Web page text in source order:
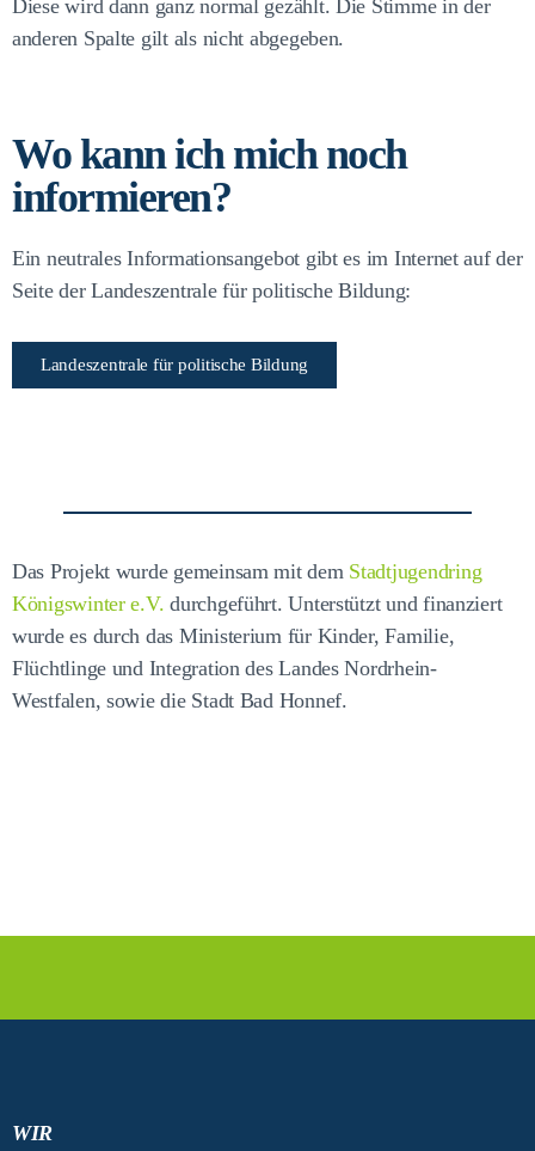
Diese wird dann ganz normal gezählt. Die Stimme in der
anderen Spalte gilt als nicht abgegeben.
Wo kann ich mich noch
informieren?
Ein neutrales Informationsangebot gibt es im Internet auf der
Seite der Landeszentrale für politische Bildung:
Landeszentrale für politische Bildung
Das Projekt wurde gemeinsam mit dem Stadtjugendring
Königswinter e.V. durchgeführt. Unterstützt und finanziert
wurde es durch das Ministerium für Kinder, Familie,
Flüchtlinge und Integration des Landes Nordrhein-
Westfalen, sowie die Stadt Bad Honnef.
WIR